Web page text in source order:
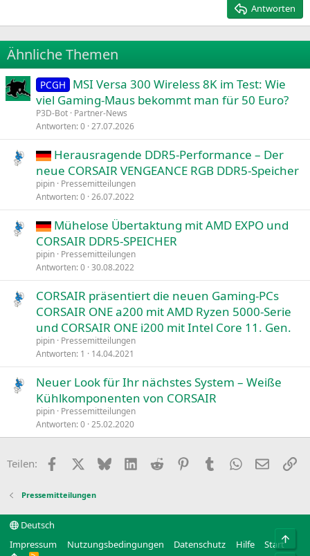
22
26
Times New Roman
Trebuchet MS
Verdana
Antworten
Ähnliche Themen
PCGH
MSI Versa 300 Wireless 8K im Test: Wie
viel Gaming-Maus bekommt man für 50 Euro?
P3D-Bot Partner-News
Antworten 0 27.07.2026
Herausragende DDR5-Performance – Der
neue CORSAIR VENGEANCE RGB DDR5-Speicher
pipin Pressemitteilungen
Antworten 0 26.07.2022
Mühelose Übertaktung mit AMD EXPO und
CORSAIR DDR5-SPEICHER
pipin Pressemitteilungen
Antworten 0 30.08.2022
CORSAIR präsentiert die neuen Gaming-PCs
CORSAIR ONE a200 mit AMD Ryzen 5000-Serie
und CORSAIR ONE i200 mit Intel Core 11. Gen.
pipin Pressemitteilungen
Antworten 1 14.04.2021
Neuer Look für Ihr nächstes System – Weiße
Kühlkomponenten von CORSAIR
pipin Pressemitteilungen
Antworten 0 25.02.2020
Teilen: Facebook BlueskyLinkedIn
Reddit PinterestTumblr WhatsApp
E-Mail
Pressemitteilungen
Deutsch
Impressum
Nutzungsbedingungen Datenschutz Hilfe Start